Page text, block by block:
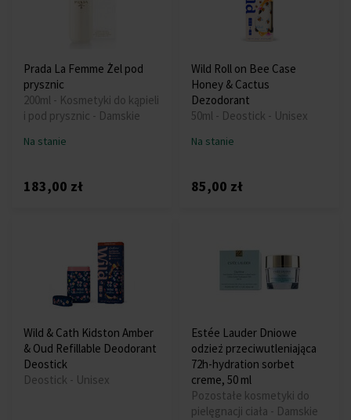
Prada La Femme Żel pod
prysznic
200ml - Kosmetyki do kąpieli
i pod prysznic - Damskie
Na stanie
183,00 zł
Wild Roll on Bee Case
Honey & Cactus
Dezodorant
50ml - Deostick - Unisex
Na stanie
85,00 zł
Wild & Cath Kidston Amber
& Oud Refillable Deodorant
Deostick
Deostick - Unisex
Estée Lauder Dniowe
odzież przeciwutleniająca
72h-hydration sorbet
creme, 50 ml
Pozostałe kosmetyki do
pielęgnacji ciała - Damskie